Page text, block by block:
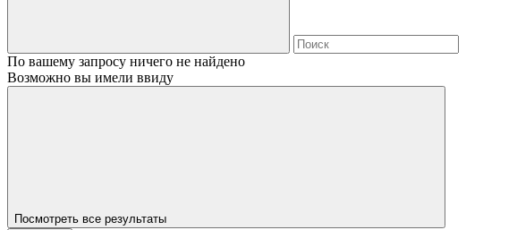
По вашему запросу ничего не найдено
Возможно вы имели ввиду
Посмотреть все результаты